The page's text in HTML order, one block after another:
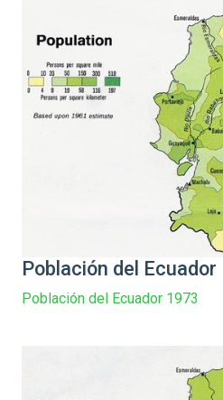
Población del Ecuador
Población del Ecuador 1973